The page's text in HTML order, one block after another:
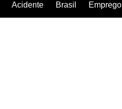
Acidente Brasil Emprego